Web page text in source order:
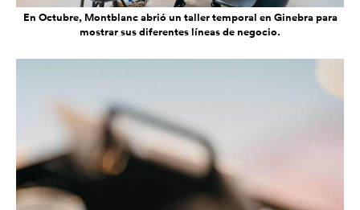
En Octubre, Montblanc abrió un taller temporal en Ginebra para
mostrar sus diferentes líneas de negocio.